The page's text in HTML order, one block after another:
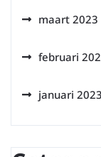
maart 2023
februari
januari 2023